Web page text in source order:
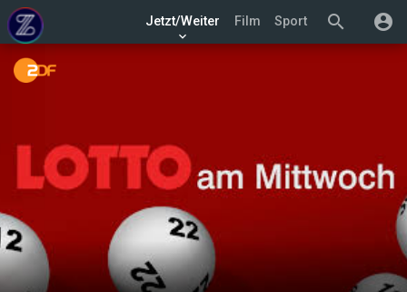
search account_circle
Jetzt/Weiter
keyboard_arrow_down
Film Sport